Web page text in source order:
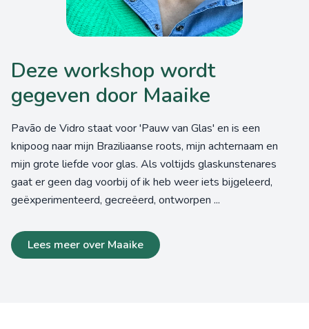
Deze workshop wordt
gegeven door Maaike
Pavão de Vidro staat voor 'Pauw van Glas' en is een
knipoog naar mijn Braziliaanse roots, mijn achternaam en
mijn grote liefde voor glas. Als voltijds glaskunstenares
gaat er geen dag voorbij of ik heb weer iets bijgeleerd,
geëxperimenteerd, gecreëerd, ontworpen ...
Lees meer over Maaike